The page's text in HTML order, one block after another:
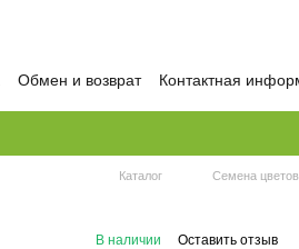
Обмен и возврат Контактная
Каталог Семена цветов
В наличии Оставить отзыв